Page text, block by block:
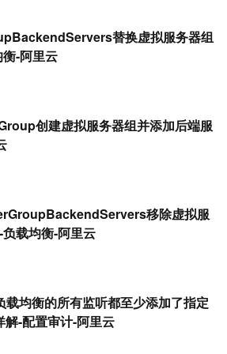
替换虚拟服务器组
-阿里云
创建虚拟服务器组并添加后端服
移除虚拟服
载均衡-阿里云
均衡的所有监听都至少添加了指定
解-配置审计-阿里云